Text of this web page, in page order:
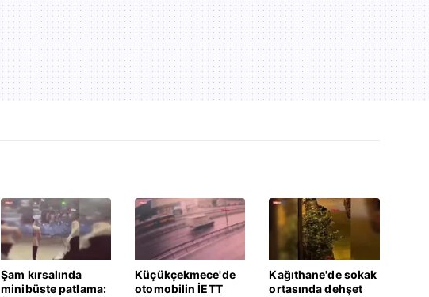
Şam kırsalında
minibüste patlama:
Küçükçekmece'de
otomobilin İETT
Kağıthane'de sokak
ortasında dehşet